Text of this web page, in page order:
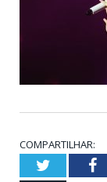
COMPARTILHAR:
Twitter